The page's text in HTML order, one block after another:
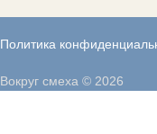
Политика
Вокруг смеха © 2026